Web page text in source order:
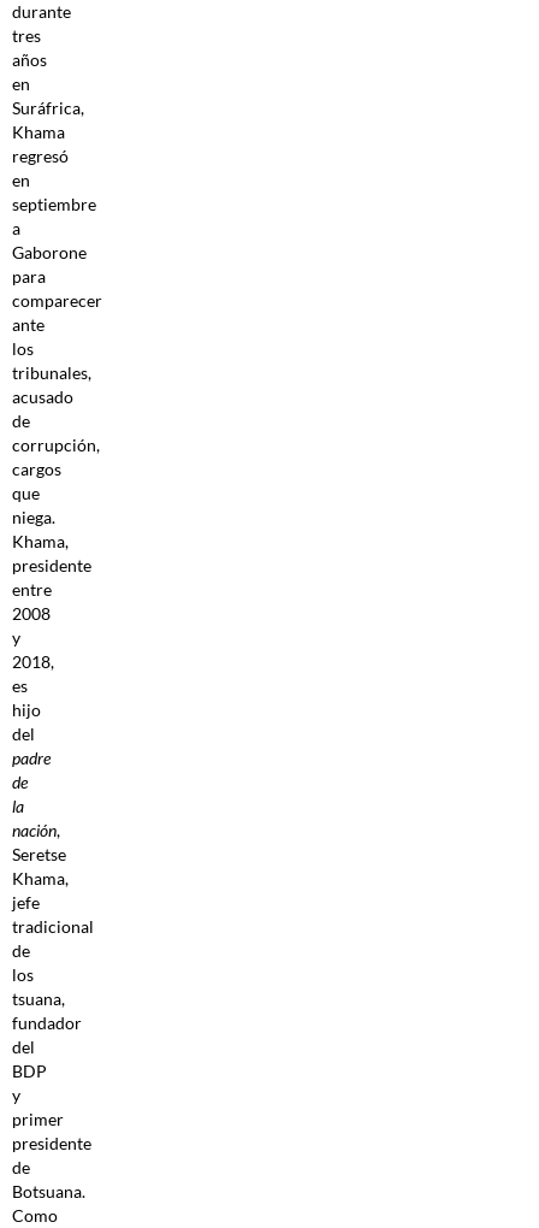
durante
tres
años
en
Suráfrica,
Khama
regresó
en
septiembre
a
Gaborone
para
comparecer
ante
los
tribunales,
acusado
de
corrupción,
cargos
que
niega.
Khama,
presidente
entre
2008
y
2018,
es
hijo
del
padre
de
la
nación,
Seretse
Khama,
jefe
tradicional
de
los
tsuana,
fundador
del
BDP
y
primer
presidente
de
Botsuana.
Como